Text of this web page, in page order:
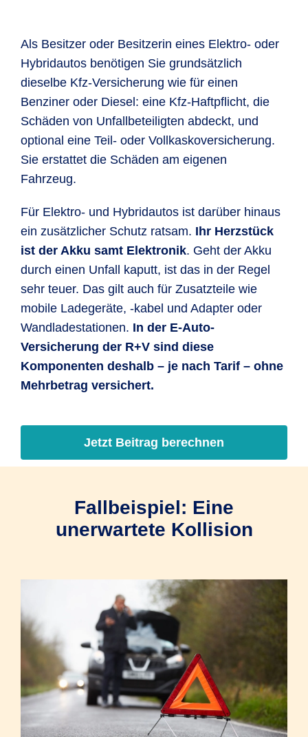
Als Besitzer oder Besitzerin eines Elektro- oder
Hybridautos benötigen Sie grundsätzlich
dieselbe Kfz-Versicherung wie für einen
Benziner oder Diesel: eine Kfz-Haftpflicht, die
Schäden von Unfallbeteiligten abdeckt, und
optional eine Teil- oder Vollkaskoversicherung.
Sie erstattet die Schäden am eigenen
Fahrzeug.
Für Elektro- und Hybridautos ist darüber hinaus
ein zusätzlicher Schutz ratsam. Ihr Herzstück
ist der Akku samt Elektronik. Geht der Akku
durch einen Unfall kaputt, ist das in der Regel
sehr teuer. Das gilt auch für Zusatzteile wie
mobile Ladegeräte, -kabel und Adapter oder
Wandladestationen. In der E-Auto-
Versicherung der R+V sind diese
Komponenten deshalb – je nach Tarif – ohne
Mehrbetrag versichert.
Jetzt Beitrag berechnen
Fallbeispiel: Eine
unerwartete Kollision